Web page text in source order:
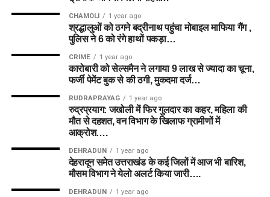
CHAMOLI 1 year ago
श्रद्धालुओं को ठगने बद्रीनाथ पहुंचा मोबाइल माफिया गैंग ,
पुलिस ने 6 को रंगे हाथों पकड़ा…
CRIME 1 year ago
कारोबारी को सेल्समैन ने लगाया 9 लाख से ज्यादा का चूना,
फर्जी पेमेंट बुक से की ठगी, मुकदमा दर्ज…
RUDRAPRAYAG 1 year ago
रुद्रप्रयाग: जखोली में फिर गुलदार का कहर, महिला की
मौत से दहशत, वन विभाग के खिलाफ ग्रामीणों में
आक्रोश….
DEHRADUN 1 year ago
देहरादून समेत उत्तराखंड के कई जिलों में आज भी बारिश,
मौसम विभाग ने येलो अलर्ट किया जारी….
DEHRADUN 1 year ago